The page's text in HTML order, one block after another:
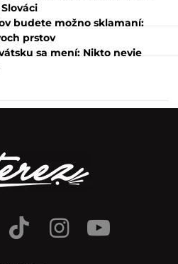
budete možno sklamaní:
prstov
sa mení: Nikto nevie